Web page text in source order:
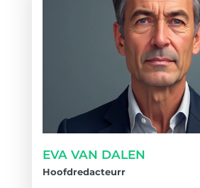
EVA VAN DALEN
Hoofdredacteurr